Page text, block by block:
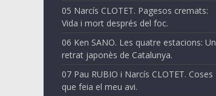
05 Narcís CLOTET. Pagesos cremats:
Vida i mort després del foc.
06 Ken SANO. Les quatre estacions: Un
retrat japonès de Catalunya.
07 Pau RUBIO i Narcís CLOTET. Coses
que feia el meu avi.